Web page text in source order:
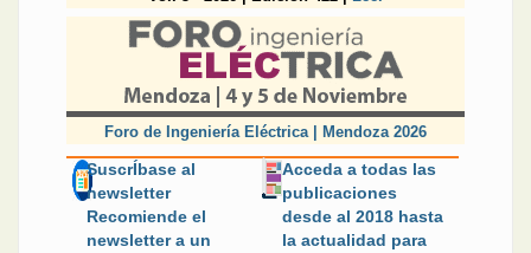
Foro de Ingeniería Eléctrica | Mendoza 2026
SuscrÍbase al
newsletter
Recomiende el
newsletter a un
Acceda a todas las
publicaciones
desde al 2018 hasta
la actualidad para